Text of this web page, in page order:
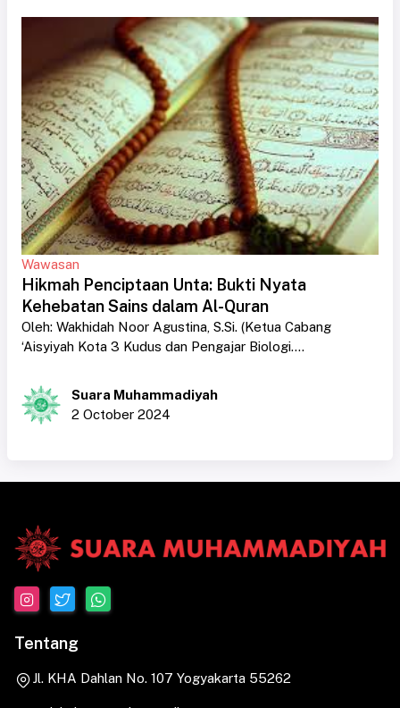
Wawasan
Hikmah Penciptaan Unta: Bukti Nyata
Kehebatan Sains dalam Al-Quran
Oleh: Wakhidah Noor Agustina, S.Si. (Ketua Cabang
‘Aisyiyah Kota 3 Kudus dan Pengajar Biologi....
Suara Muhammadiyah
2 October 2024
Tentang
Jl. KHA Dahlan No. 107 Yogyakarta 55262